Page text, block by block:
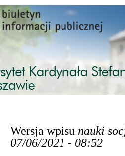
Przejdź do treści
Wersja wpisu nauki
07/06/2021 - 08:52